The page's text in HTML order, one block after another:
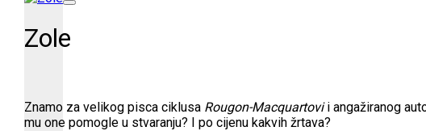
Zole
Znamo za velikog pisca ciklusa Rougon-Macquartovii angažiranog
mu one pomogle u stvaranju? I po cijenu kakvih žrtava?